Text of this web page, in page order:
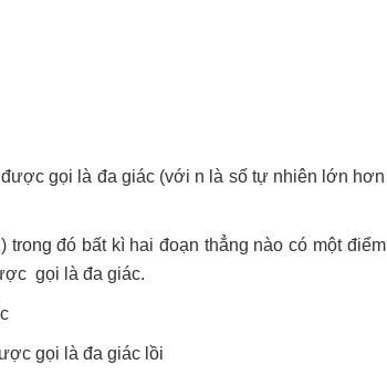
gọi là đa giác (với n là số tự nhiên lớn hơn
đó bất kì hai đoạn thẳng nào có một điểm
gọi là đa giác.
gọi là đa giác lồi